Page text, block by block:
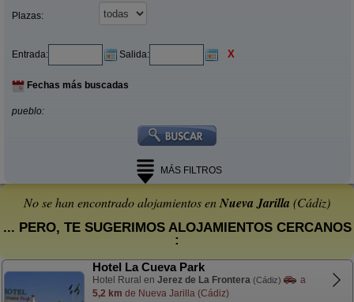
Plazas:
Entrada: Salida: X
Fechas más buscadas
pueblo:
MÁS FILTROS
No se han encontrado alojamientos enNueva Jarilla (Cádiz)
... PERO, TE SUGERIMOS ALOJAMIENTOS CERCANOS
:
Hotel La Cueva Park
Hotel Rural en Jerez de La Frontera (Cádiz)
a
5,2 km de Nueva Jarilla (Cádiz)